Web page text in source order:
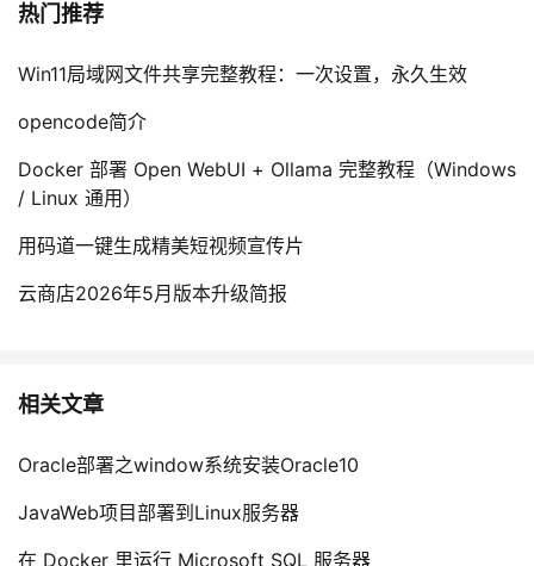
热门推荐
Win11局域网文件共享完整教程：一次设置，永久生效
opencode简介
Docker 部署 Open WebUI + Ollama 完整教程（Windows
/ Linux 通用）
用码道一键生成精美短视频宣传片
云商店2026年5月版本升级简报
相关文章
Oracle部署之window系统安装Oracle10
JavaWeb项目部署到Linux服务器
在 Docker 里运行 Microsoft SQL 服务器